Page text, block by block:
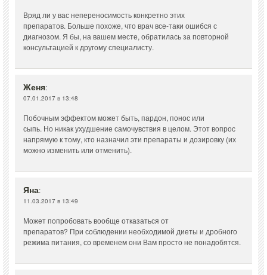
Вряд ли у вас непереносимость конкретно этих
препаратов. Больше похоже, что врач все-таки ошибся с
диагнозом. Я бы, на вашем месте, обратилась за повторной
консультацией к другому специалисту.
Женя:
07.01.2017 в 13:48
Побочным эффектом может быть, пардон, понос или
сыпь. Но никак ухудшение самочувствия в целом. Этот вопрос
напрямую к тому, кто назначил эти препараты и дозировку (их
можно изменить или отменить).
Яна:
11.03.2017 в 13:49
Может попробовать вообще отказаться от
препаратов? При соблюдении необходимой диеты и дробного
режима питания, со временем они Вам просто не понадобятся.